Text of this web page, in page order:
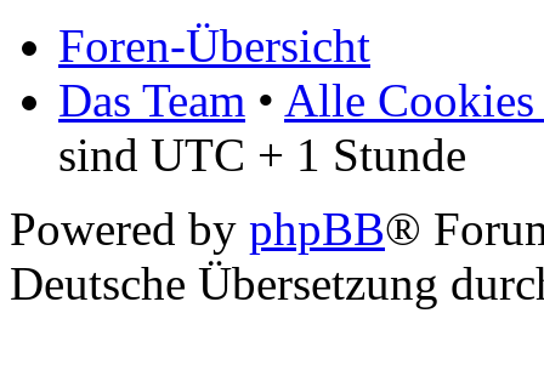
Foren-Übersicht
Das Team • Alle Cookies
sind UTC + 1 Stunde
Powered by phpBB®
Deutsche Übersetzung